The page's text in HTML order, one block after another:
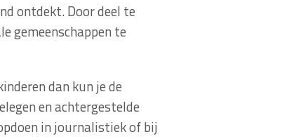
ontdekt. Door deel te
gemeenschappen te
dan kun je de
en achtergestelde
in journalistiek of bij